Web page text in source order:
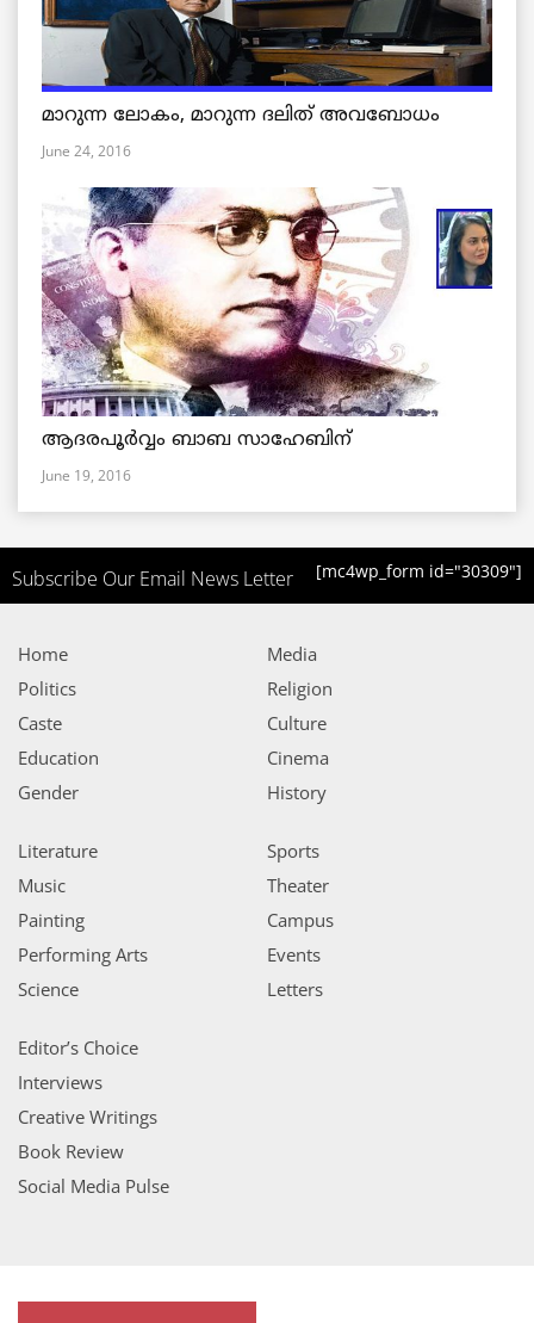
മാറുന്ന ലോകം, മാറുന്ന ദലിത് അവബോധം
June 24, 2016
ആദരപൂര്‍വ്വം ബാബ സാഹേബിന്
June 19, 2016
Subscribe Our Email News Letter [mc4wp_form id="30309"]
Home
Politics
Caste
Education
Gender
Media
Religion
Culture
Cinema
History
Literature
Music
Painting
Performing Arts
Science
Sports
Theater
Campus
Events
Letters
Editor’s Choice
Interviews
Creative Writings
Book Review
Social Media Pulse